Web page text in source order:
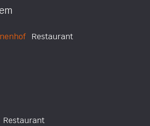
Restaurant
Restaurant